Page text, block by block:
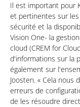
Il est important pour
et pertinentes sur
sécurité et la
Vision One- la
cloud (CREM for
d'informations sur la
également sur
Joosten. « Cela
erreurs de
de les résoudre